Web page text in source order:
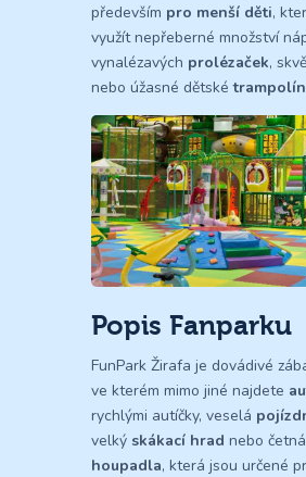
především pro menší děti,
využít nepřeberné množství
vynalézavých prolézaček,
nebo úžasné dětské
Popis Fanparku
FunPark Žirafa je dovádivé
ve kterém mimo jiné najdete
rychlými autíčky, veselá
velký skákací hrad nebo četná
houpadla, která jsou určené